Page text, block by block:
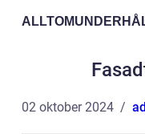
02 oktober 2024